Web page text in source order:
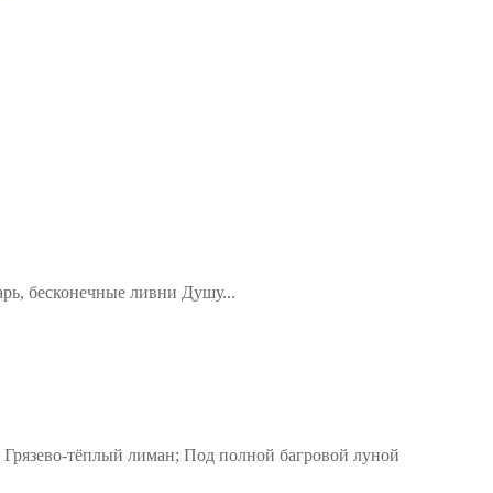
бесконечные ливни Душу...
тёплый лиман; Под полной багровой луной